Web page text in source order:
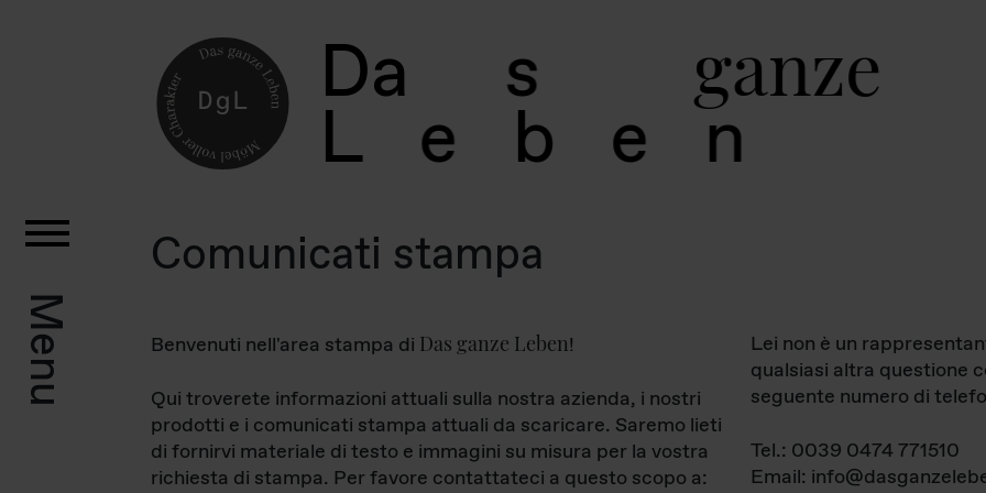
Da s ganz
L e b e
Menu
Comunicati stampa
Benvenuti nell'area stampa di Das ganze Leben!
Qui troverete informazioni attuali sulla nostra azienda, i nostri
prodotti e i comunicati stampa attuali da scaricare. Saremo lieti
di fornirvi materiale di testo e immagini su misura per la vostra
richiesta di stampa. Per favore contattateci a questo scopo a:
Lei non è un
qualsiasi altra questione
seguente numero di
Tel.: 0039 0474 771510
Email: